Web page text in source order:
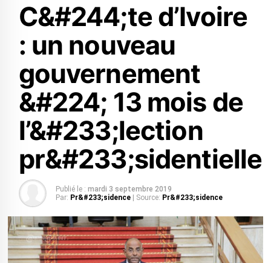
C&#244;te d’Ivoire
: un nouveau
gouvernement
&#224; 13 mois de
l’&#233;lection
pr&#233;sidentielle
Publié le : mardi 3 septembre 2019
Par: Pr&#233;sidence | Source: Pr&#233;sidence